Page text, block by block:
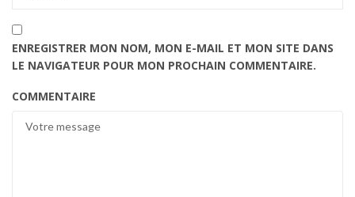
ENREGISTRER MON NOM, MON E-MAIL ET MON SITE DANS
LE NAVIGATEUR POUR MON PROCHAIN COMMENTAIRE.
COMMENTAIRE